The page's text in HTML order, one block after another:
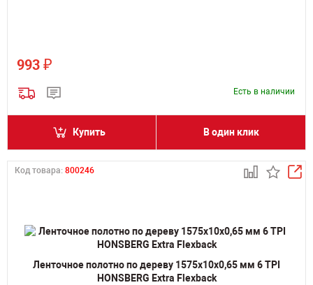
993 ₽
Есть в наличии
Купить В один клик
Код товара: 800246
Ленточное полотно по дереву 1575х10х0,65 мм 6 TPI
HONSBERG Extra Flexback